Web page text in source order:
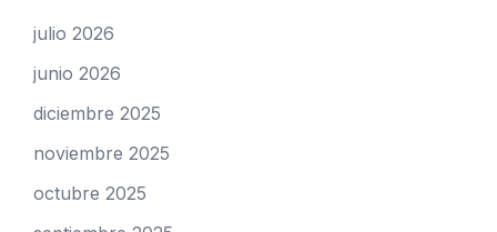
julio 2026
junio 2026
diciembre 2025
noviembre 2025
octubre 2025